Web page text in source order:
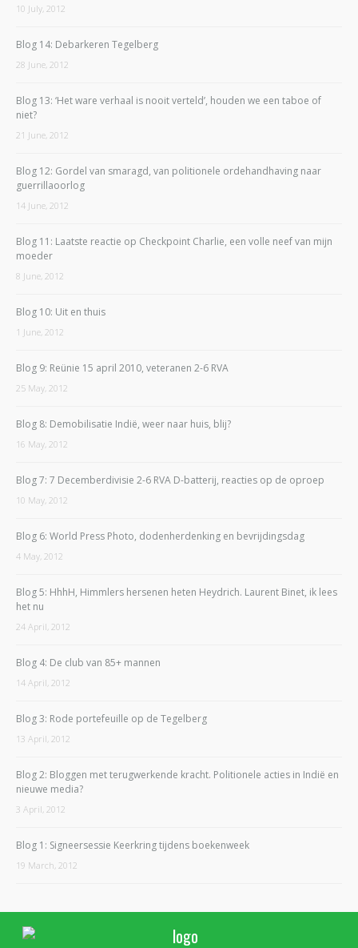
10 July, 2012
Blog 14: Debarkeren Tegelberg
28 June, 2012
Blog 13: ‘Het ware verhaal is nooit verteld’, houden we een taboe of
niet?
21 June, 2012
Blog 12: Gordel van smaragd, van politionele ordehandhaving naar
guerrillaoorlog
14 June, 2012
Blog 11: Laatste reactie op Checkpoint Charlie, een volle neef van mijn
moeder
8 June, 2012
Blog 10: Uit en thuis
1 June, 2012
Blog 9: Reünie 15 april 2010, veteranen 2-6 RVA
25 May, 2012
Blog 8: Demobilisatie Indië, weer naar huis, blij?
16 May, 2012
Blog 7: 7 Decemberdivisie 2-6 RVA D-batterij, reacties op de oproep
10 May, 2012
Blog 6: World Press Photo, dodenherdenking en bevrijdingsdag
4 May, 2012
Blog 5: HhhH, Himmlers hersenen heten Heydrich. Laurent Binet, ik lees
het nu
24 April, 2012
Blog 4: De club van 85+ mannen
14 April, 2012
Blog 3: Rode portefeuille op de Tegelberg
13 April, 2012
Blog 2: Bloggen met terugwerkende kracht. Politionele acties in Indië en
nieuwe media?
3 April, 2012
Blog 1: Signeersessie Keerkring tijdens boekenweek
19 March, 2012